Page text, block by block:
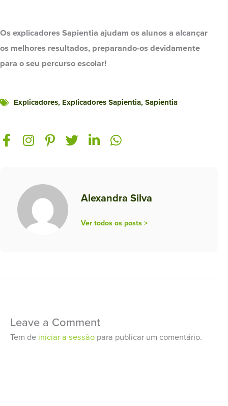
Os explicadores Sapientia ajudam os alunos a alcançar
os melhores resultados, preparando-os devidamente
para o seu percurso escolar!
Explicadores, Explicadores Sapientia,Sapientia
Facebook-
f
Instagram
Pinterest-
TwitterLinkedin-Whatsapp
Alexandra Silva
Ver todos os posts >
Leave a Comment
Tem de iniciar a sessão para publicar um comentário.